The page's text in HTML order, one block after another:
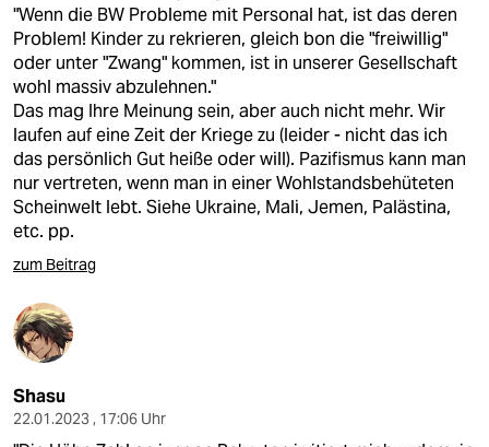
"Wenn die BW Probleme mit Personal hat, ist das deren
Problem! Kinder zu rekrieren, gleich bon die "freiwillig"
oder unter "Zwang" kommen, ist in unserer Gesellschaft
wohl massiv abzulehnen."
Das mag Ihre Meinung sein, aber auch nicht mehr. Wir
laufen auf eine Zeit der Kriege zu (leider - nicht das ich
das persönlich Gut heiße oder will). Pazifismus kann man
nur vertreten, wenn man in einer Wohlstandsbehüteten
Scheinwelt lebt. Siehe Ukraine, Mali, Jemen, Palästina,
etc. pp.
zum Beitrag
Shasu
22.01.2023 , 17:06 Uhr